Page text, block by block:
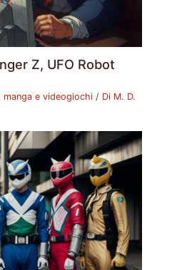
Z, UFO Robot
e videogiochi / Di M. D.